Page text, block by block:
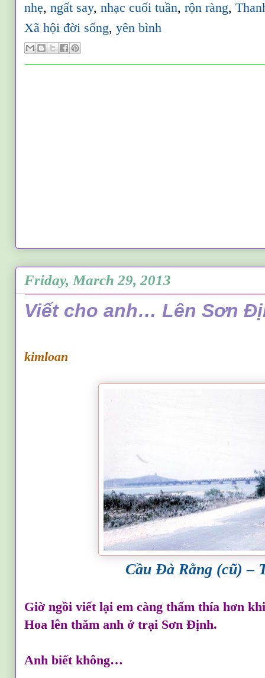
nhẹ,ngất say,nhạc cuối tuần,rộn ràng,
Xã hội đời sống,yên bình
Friday, March 29, 2013
Viết cho anh… Lên Sơn
kimloan
Cầu Đà Rằng (cũ) –
Giờ ngồi viết lại em càng thấm thía hơn
Hoa lên thăm anh ở trại Sơn Định.
Anh biết không…